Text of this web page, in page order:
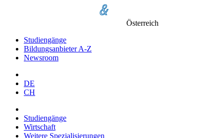
Österreich
Studiengänge
Bildungsanbieter A-Z
Newsroom
DE
CH
Studiengänge
Wirtschaft
Weitere Spezialisierungen